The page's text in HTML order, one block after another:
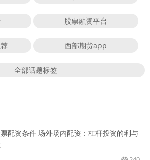
股票融资平台
西部期货app
全部话题标签
配资条件 场外场内配资：杠杆投资的利与